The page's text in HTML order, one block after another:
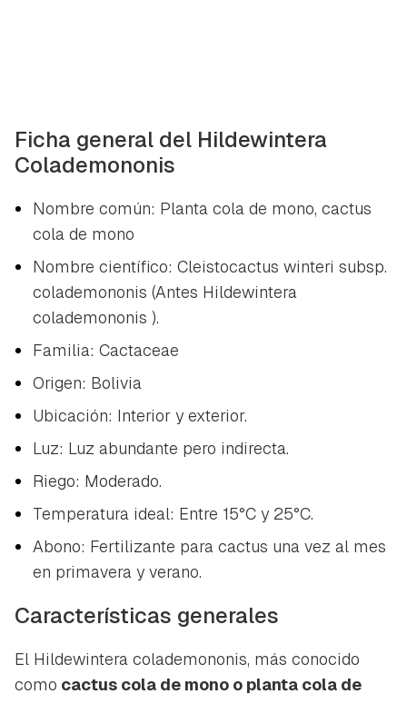
Ficha general del Hildewintera
Colademononis
Nombre común: Planta cola de mono, cactus
cola de mono
Nombre científico: Cleistocactus winteri subsp.
colademononis (Antes Hildewintera
colademononis ).
Familia: Cactaceae
Origen: Bolivia
Ubicación: Interior y exterior.
Luz: Luz abundante pero indirecta.
Riego: Moderado.
Temperatura ideal: Entre 15°C y 25°C.
Abono: Fertilizante para cactus una vez al mes
en primavera y verano.
Características generales
El Hildewintera colademononis, más conocido
como cactus cola de mono o planta cola de